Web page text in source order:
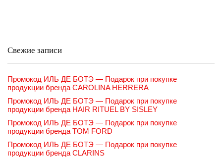
Свежие записи
Промокод ИЛЬ ДЕ БОТЭ — Подарок при покупке
продукции бренда CAROLINA HERRERA
Промокод ИЛЬ ДЕ БОТЭ — Подарок при покупке
продукции бренда HAIR RITUEL BY SISLEY
Промокод ИЛЬ ДЕ БОТЭ — Подарок при покупке
продукции бренда TOM FORD
Промокод ИЛЬ ДЕ БОТЭ — Подарок при покупке
продукции бренда CLARINS